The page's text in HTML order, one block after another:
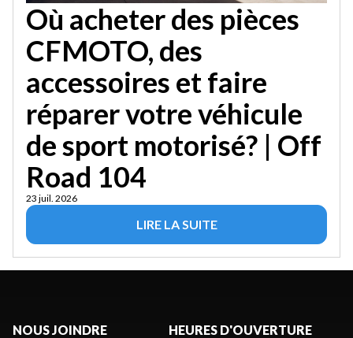
Où acheter des pièces
CFMOTO, des
accessoires et faire
réparer votre véhicule
de sport motorisé? | Off
Road 104
23 juil. 2026
LIRE LA SUITE
NOUS JOINDRE HEURES D'OUVERTURE